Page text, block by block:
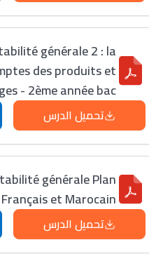
générale 2 : la
des produits et
- 2ème année bac
تحميل الدرس
générale Plan
et Marocain
تحميل الدرس